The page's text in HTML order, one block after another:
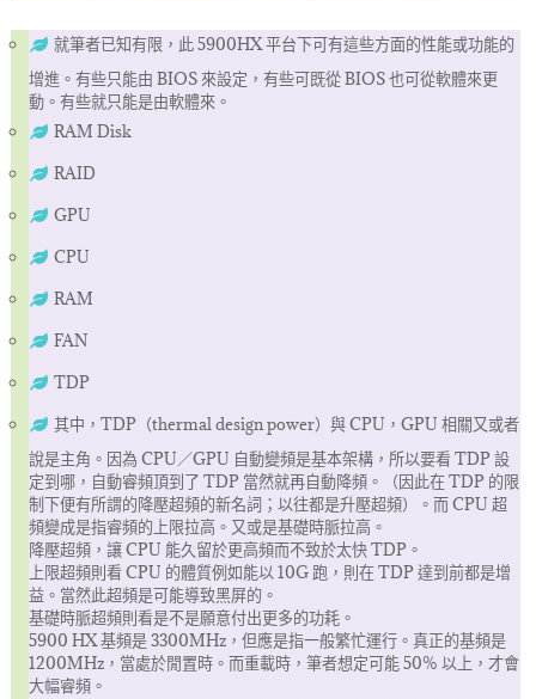
就筆者已知有限，此 5900HX 平台下可有這些方面的性能或功能的
增進。有些只能由 BIOS 來設定，有些可既從 BIOS 也可從軟體來更
動。有些就只能是由軟體來。
RAM Disk
RAID
GPU
CPU
RAM
FAN
TDP
其中，TDP（thermal design power）與 CPU，GPU 相關又或者
說是主角。因為 CPU／GPU 自動變頻是基本架構，所以要看 TDP 設
定到哪，自動睿頻頂到了 TDP 當然就再自動降頻。（因此在 TDP 的限
制下便有所謂的降壓超頻的新名詞；以往都是升壓超頻）。而 CPU 超
頻變成是指睿頻的上限拉高。又或是基礎時脈拉高。
降壓超頻，讓 CPU 能久留於更高頻而不致於太快 TDP。
上限超頻則看 CPU 的體質例如能以 10G 跑，則在 TDP 達到前都是增
益。當然此超頻是可能導致黑屏的。
基礎時脈超頻則看是不是願意付出更多的功耗。
5900 HX 基頻是 3300MHz，但應是指一般繁忙運行。真正的基頻是
1200MHz，當處於閒置時。而重載時，筆者想定可能 50% 以上，才會
大幅睿頻。